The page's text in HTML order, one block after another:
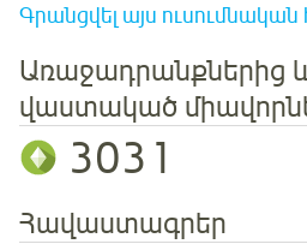
Գրանցվել այս
Առաջադրանքներից
վաստակած
3031
Հավաստագրեր